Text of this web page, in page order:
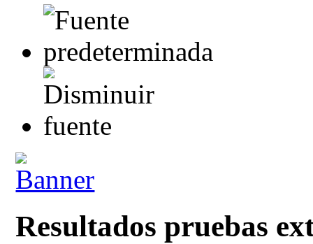
Resultados pruebas